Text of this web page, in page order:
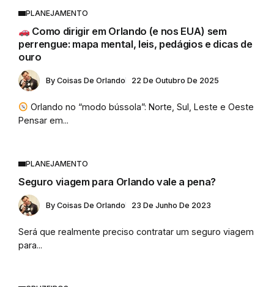
PLANEJAMENTO
Como dirigir em Orlando (e nos EUA) sem
perrengue: mapa mental, leis, pedágios e dicas de
ouro
By Coisas De Orlando 22 De Outubro De 2025
Orlando no “modo bússola”: Norte, Sul, Leste e Oeste
Pensar em...
PLANEJAMENTO
Seguro viagem para Orlando vale a pena?
By Coisas De Orlando 23 De Junho De 2023
Será que realmente preciso contratar um seguro viagem
para...